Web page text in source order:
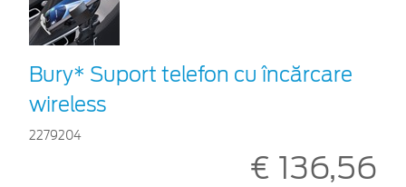
Bury* Suport telefon cu încărcare
wireless
2279204
€ 136,56